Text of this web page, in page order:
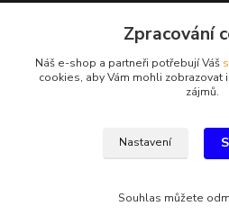
+420 312 685 342
kladno@zirafa-stavebniny.cz
Zpracování
Náš e-shop a partneři potřebují Váš
cookies, aby Vám mohli zobrazovat
zájmů.
Nastavení
Souhlas můžete